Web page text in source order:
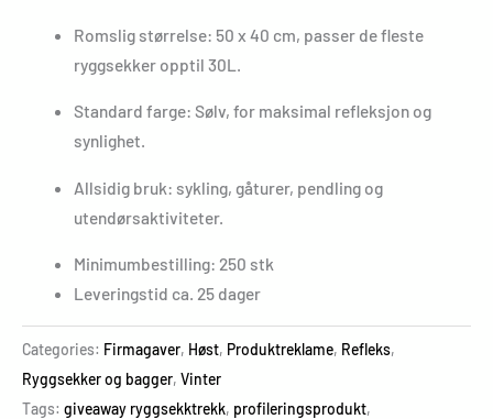
Romslig størrelse: 50 x 40 cm, passer de fleste
ryggsekker opptil 30L.
Standard farge: Sølv, for maksimal refleksjon og
synlighet.
Allsidig bruk: sykling, gåturer, pendling og
utendørsaktiviteter.
Minimumbestilling: 250 stk
Leveringstid ca. 25 dager
Categories: Firmagaver, Høst, Produktreklame, Refleks,
Ryggsekker og bagger, Vinter
Tags: giveaway ryggsekktrekk, profileringsprodukt,